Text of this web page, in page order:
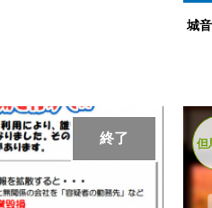
城
終了 但